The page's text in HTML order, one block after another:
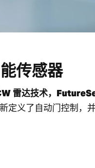
传感器
雷达技术，
定义了自动门控制，